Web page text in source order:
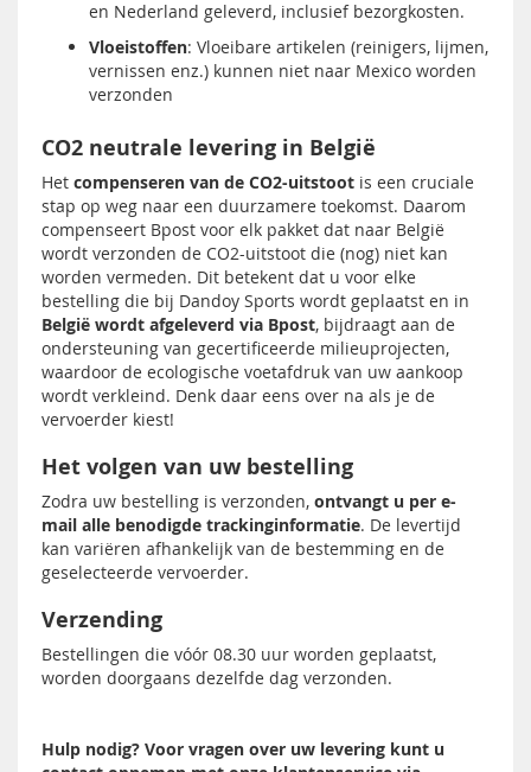
en Nederland geleverd, inclusief bezorgkosten.
Vloeistoffen: Vloeibare artikelen (reinigers, lijmen,
vernissen enz.) kunnen niet naar Mexico worden
verzonden
CO2 neutrale levering in België
Het compenseren van de CO2-uitstoot is een cruciale
stap op weg naar een duurzamere toekomst. Daarom
compenseert Bpost voor elk pakket dat naar België
wordt verzonden de CO2-uitstoot die (nog) niet kan
worden vermeden. Dit betekent dat u voor elke
bestelling die bij Dandoy Sports wordt geplaatst en in
België wordt afgeleverd via Bpost, bijdraagt ​​aan de
ondersteuning van gecertificeerde milieuprojecten,
waardoor de ecologische voetafdruk van uw aankoop
wordt verkleind. Denk daar eens over na als je de
vervoerder kiest!
Het volgen van uw bestelling
Zodra uw bestelling is verzonden, ontvangt u per e-
mail alle benodigde trackinginformatie. De levertijd
kan variëren afhankelijk van de bestemming en de
geselecteerde vervoerder.
Verzending
Bestellingen die vóór 08.30 uur worden geplaatst,
worden doorgaans dezelfde dag verzonden.
Hulp nodig? Voor vragen over uw levering kunt u